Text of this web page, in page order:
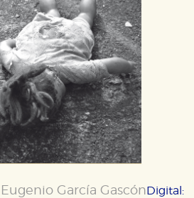
Eugenio García Gascón Digital: